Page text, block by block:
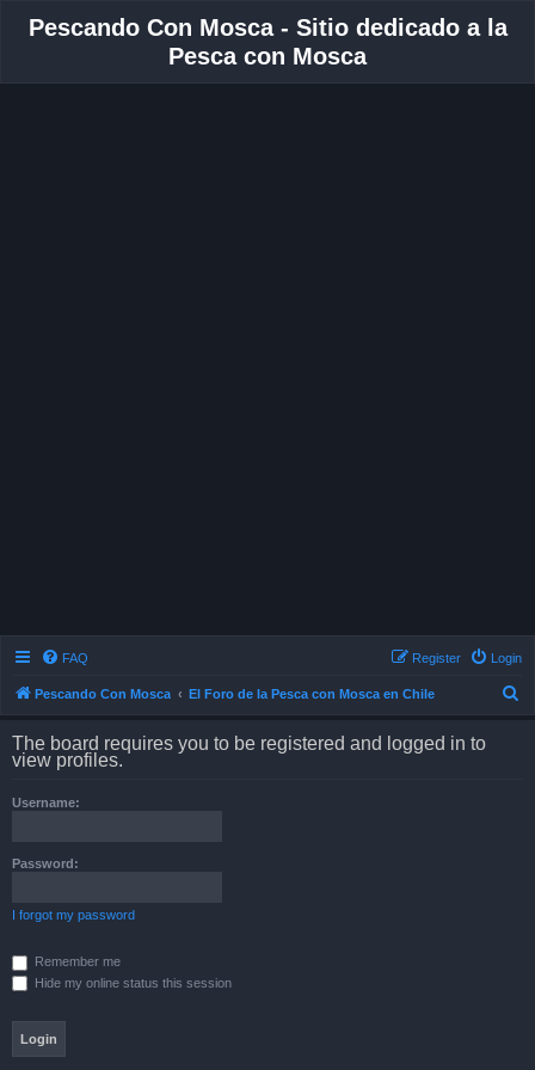
Pescando Con Mosca - Sitio dedicado a la
Pesca con Mosca
FAQ Login
Register
Pescando Con Mosca El Foro de la Pesca con Mosca en Chile
The board requires you to be registered and logged in to
view profiles.
Username:
Password:
I forgot my password
Remember me
Hide my online status this session